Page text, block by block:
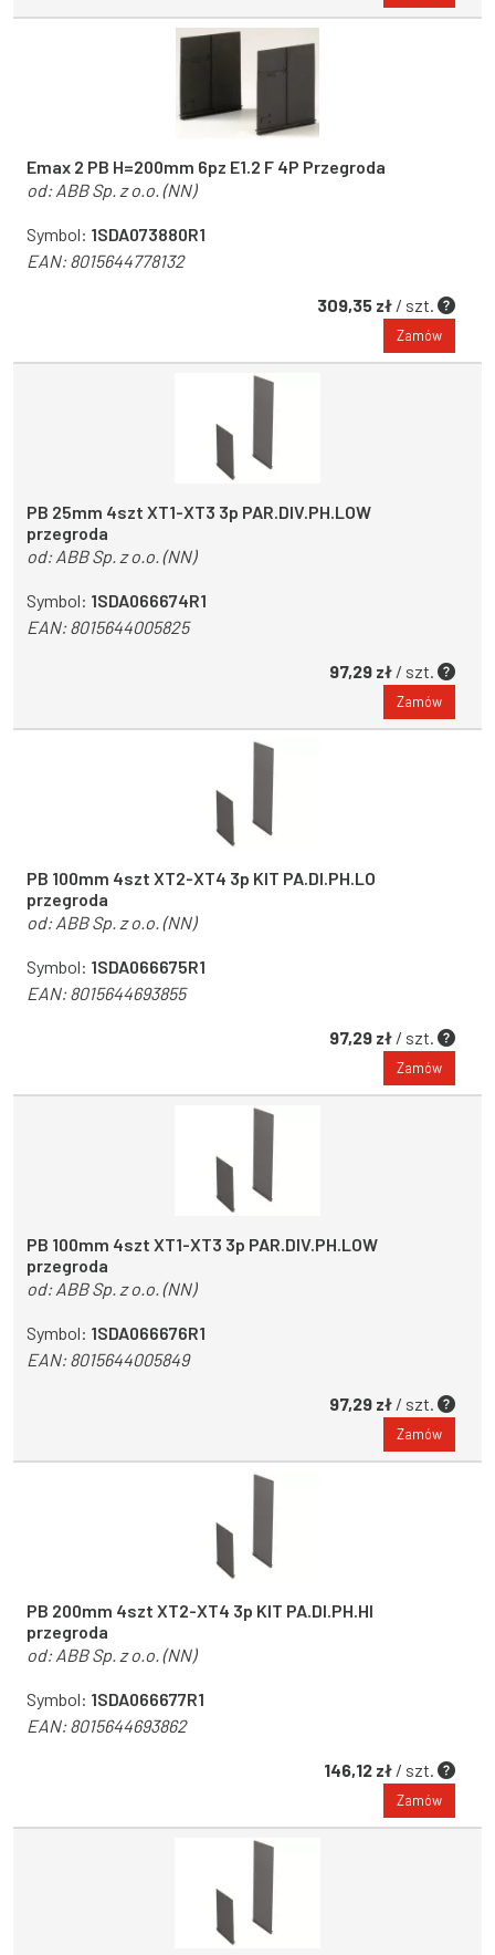
Emax 2 PB H=200mm 6pz E1.2 F 4P Przegroda
od: ABB Sp. z o.o. (NN)
Symbol: 1SDA073880R1
EAN:8015644778132
309,35 zł / szt.
Zamów
PB 25mm 4szt XT1-XT3 3p PAR.DIV.PH.LOW
przegroda
od: ABB Sp. z o.o. (NN)
Symbol: 1SDA066674R1
EAN:8015644005825
97,29 zł / szt.
Zamów
PB 100mm 4szt XT2-XT4 3p KIT PA.DI.PH.LO
przegroda
od: ABB Sp. z o.o. (NN)
Symbol: 1SDA066675R1
EAN:8015644693855
97,29 zł / szt.
Zamów
PB 100mm 4szt XT1-XT3 3p PAR.DIV.PH.LOW
przegroda
od: ABB Sp. z o.o. (NN)
Symbol: 1SDA066676R1
EAN:8015644005849
97,29 zł / szt.
Zamów
PB 200mm 4szt XT2-XT4 3p KIT PA.DI.PH.HI
przegroda
od: ABB Sp. z o.o. (NN)
Symbol: 1SDA066677R1
EAN:8015644693862
146,12 zł / szt.
Zamów